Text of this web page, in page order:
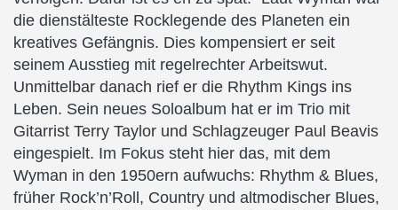
die dienstälteste Rocklegende des Planeten ein
kreatives Gefängnis. Dies kompensiert er seit
seinem Ausstieg mit regelrechter Arbeitswut.
Unmittelbar danach rief er die Rhythm Kings ins
Leben. Sein neues Soloalbum hat er im Trio mit
Gitarrist Terry Taylor und Schlagzeuger Paul Beavis
eingespielt. Im Fokus steht hier das, mit dem
Wyman in den 1950ern aufwuchs: Rhythm & Blues,
früher Rock’n’Roll, Country und altmodischer Blues,